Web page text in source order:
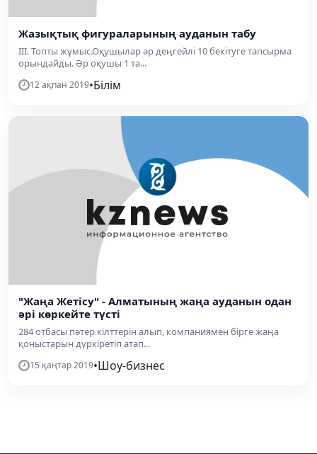
Жазықтық фигураларының ауданын табу
III. Топты жұмыс.Оқушылар әр деңгейлі 10 бекітуге тапсырма
орындайды. Әр оқушы 1 та...
12 ақпан 2019•Білім
"Жаңа Жетісу" - Алматының жаңа ауданын одан
әрі көркейте түсті
284 отбасы пәтер кілттерін алып, компаниямен бірге жаңа
қоныстарын дүркіретіп атап...
15 қаңтар 2019•Шоу-бизнес